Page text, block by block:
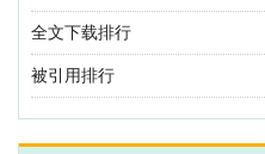
全文下载排行
被引用排行